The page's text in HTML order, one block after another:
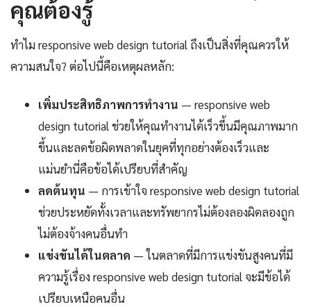
คุณต้องรู้
ทำไม responsive web design tutorial ถึงเป็นสิ่งที่คุณควรให้
ความสนใจ? ต่อไปนี้คือเหตุผลหลัก:
เพิ่มประสิทธิภาพการทำงาน — responsive web
design tutorial ช่วยให้คุณทำงานได้เร็วขึ้นมีคุณภาพมาก
ขึ้นและลดข้อผิดพลาดในยุคที่ทุกอย่างต้องเร็วและ
แม่นยำนี่คือข้อได้เปรียบที่สำคัญ
ลดต้นทุน — การเข้าใจ responsive web design tutorial
ช่วยประหยัดทั้งเวลาและทรัพยากรไม่ต้องลองผิดลองถูก
ไม่ต้องจ้างคนอื่นทำ
แข่งขันได้ในตลาด — ในตลาดที่มีการแข่งขันสูงคนที่มี
ความรู้เรื่อง responsive web design tutorial จะมีข้อได้
เปรียบเหนือคนอื่น